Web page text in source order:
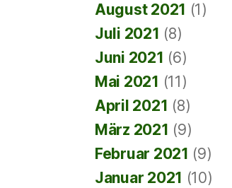
August 2021 (1)
Juli 2021 (8)
Juni 2021 (6)
Mai 2021 (11)
April 2021 (8)
März 2021 (9)
Februar 2021 (9)
Januar 2021 (10)